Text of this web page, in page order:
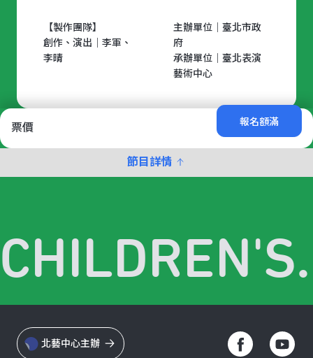
票價
報名額滿
節目詳情
【製作團隊】
創作、演出｜李軍、
李晴
主辦單位｜臺北市政
府
承辦單位｜臺北表演
藝術中心
北藝中心主辦